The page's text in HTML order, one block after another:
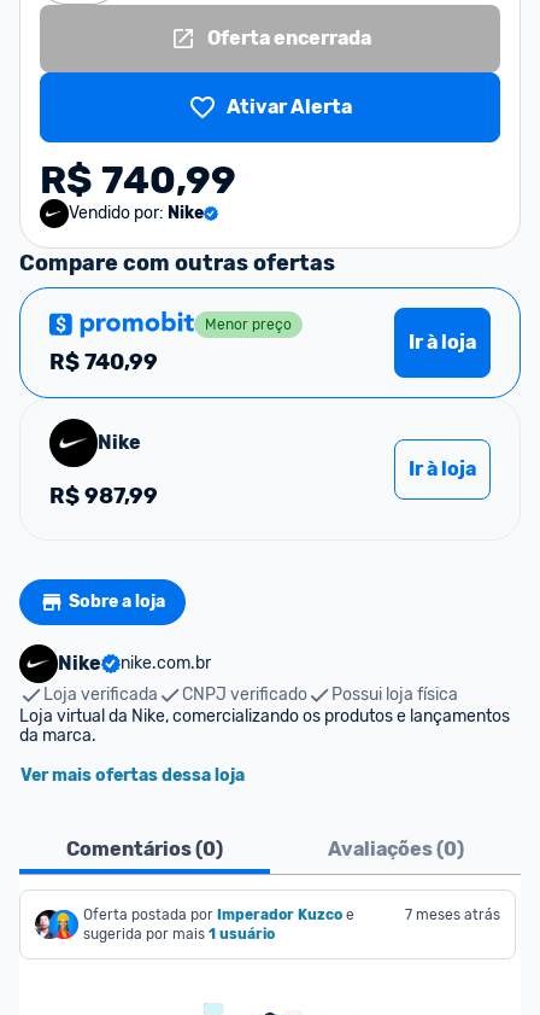
Oferta encerrada
Ativar Alerta
R$ 740,99
Vendido por: Nike
Compare com outras ofertas
Menor preço
R$740,99
Ir à loja
Nike
R$987,99
Ir à loja
Sobre a loja
Nike
nike.com.br
Loja verificada
CNPJ verificado
Possui loja física
Loja virtual da Nike, comercializando os produtos e lançamentos
da marca.
Ver mais ofertas dessa loja
Comentários (0) Avaliações (0)
Oferta postada por Imperador Kuzco e
sugerida por mais 1 usuário
7 meses atrás